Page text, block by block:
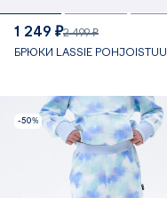
1 249 ₽2 499 ₽
БРЮКИ LASSIE
-50%